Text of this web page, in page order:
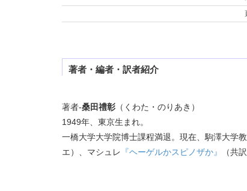
著者・編者・訳者紹介
著者-桑田禮彰 （くわた・のりあき）
1949年、東京生まれ。
一橋大学大学院博士課程満退。現在、駒澤大学
エ）、マシュレ 『ヘーゲルかスピノザか』 （共